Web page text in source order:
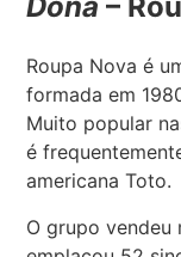
Roupa Nova é
formada em
Muito popular
é
americana Toto.
O grupo vendeu